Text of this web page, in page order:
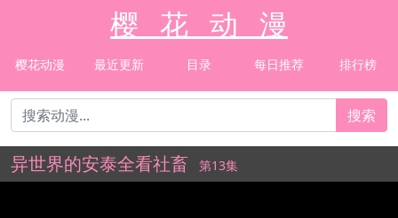
樱 花 动 漫
樱花动漫 最近更新 目录 每日推荐 排行榜
搜索
异世界的安泰全看社畜 第13集